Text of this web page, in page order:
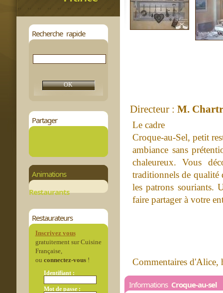
Recherche rapide
Partager
Animations
Restaurants
Restaurateurs
Inscrivez vous
gratuitement sur Cuisine
Française,
ou connectez-vous!
Identifiant :
Mot de passe :
Directeur : M.
Le cadre
Croque-au-Sel, petit
ambiance sans
chaleureux. Vous
traditionnels de qualité
les patrons souriants.
faire partager à votre
Commentaires d'Alice,
Informations Croque-au-sel